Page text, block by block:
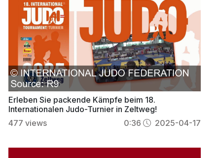
Erleben Sie packende Kämpfe beim 18.
Internationalen Judo-Turnier in Zeltweg!
477 views 0:36 2025-04-17